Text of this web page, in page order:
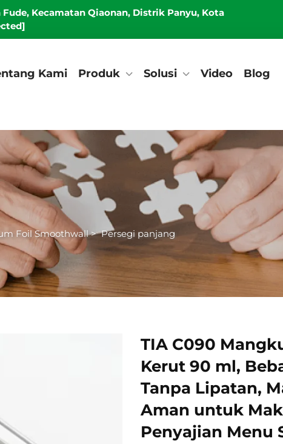
Fude, Kecamatan Qiaonan, Distrik Panyu, Kota
Kami Produk Solusi Video
Blog
Foil Smoothwall>Persegi panjang
TIA C090
Kerut 90 ml,
Tanpa Lipatan,
Aman untuk
Penyajian Menu